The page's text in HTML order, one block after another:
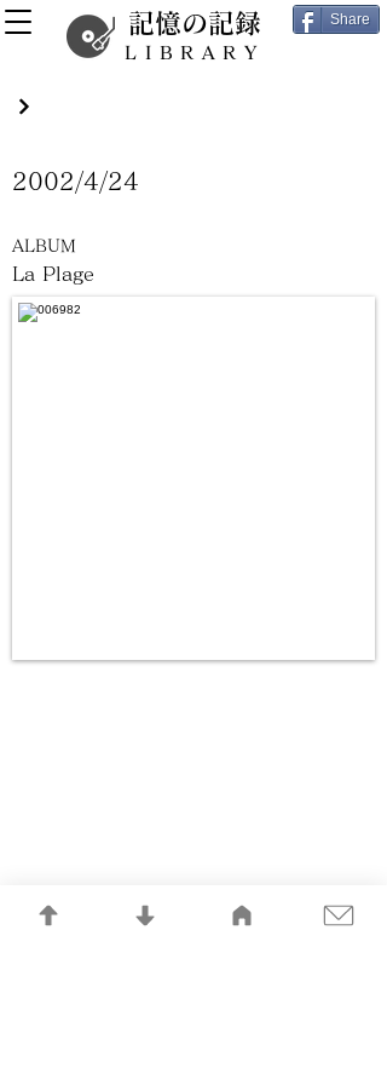
記憶の記録
LIBRARY
Share
La Plage
2002/4/24
ALBUM